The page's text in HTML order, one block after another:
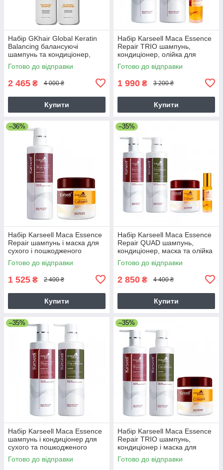
Набір GKhair Global Keratin
Balancing балансуючі
шампунь та кондиціонер,
2х300 мл
Готово до відправки
2 465 ₴ 4 000 ₴
Купити
Набір Karseell Мaca Essence
Repair TRIO шампунь,
кондиціонер, олійка для
пошкодженого волосся,
500/500/50 мл
Готово до відправки
1 990 ₴ 3 200 ₴
Купити
–36%
Набір Karseell Мaca Essence
Repair шампунь і маска для
сухого і пошкодженого
волосся, 2х500 мл
Готово до відправки
1 525 ₴ 2 400 ₴
Купити
–35%
Набір Karseell Мaca Essence
Repair QUAD шампунь,
кондиціонер, маска та олійка
для волосся, 3х500/50 мл
Готово до відправки
2 850 ₴ 4 400 ₴
Купити
–35%
Набір Karseell Мaca Essence
шампунь і кондиціонер для
сухого та пошкодженого
волосся, 2х500 мл
Готово до відправки
–35%
Набір Karseell Мaca Essence
Repair TRIO шампунь,
кондиціонер і маска для
сухого і пошкодженого
волосся, 3х500 мл
Готово до відправки